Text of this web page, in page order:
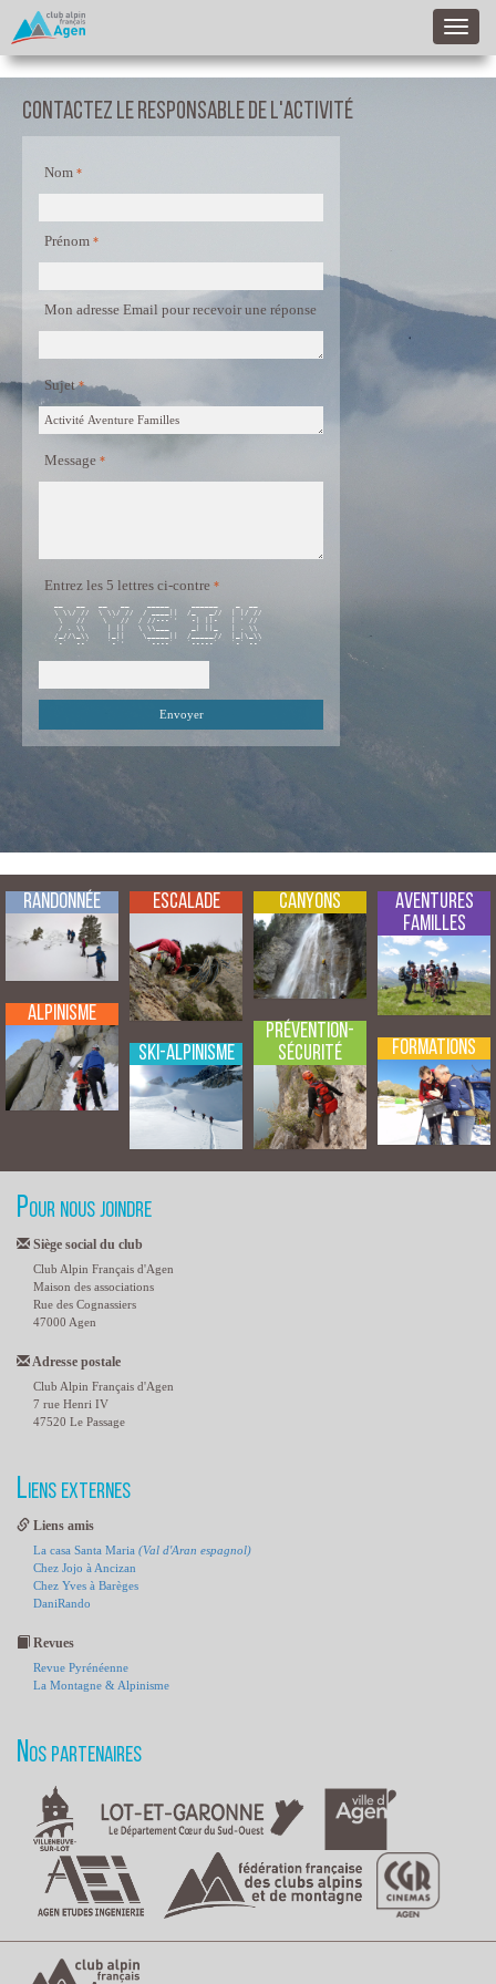
Contactez le responsable de l'activité
Nom
Prénom
Mon adresse Email pour recevoir une réponse
Sujet
Message
Entrez les 5 lettres ci-contre
\ \\/ //  \ \\/ //  / ____||  /_   _//  | |/ //
  \   //    \ ` //  / //---`'   -| ||-   | ' //
  / . \\     | ||   \ \\___     _| ||_   | . \\
/_//\_\\    |_||    \_____||  /_____//  |_|\_\\
`-`  --`    `-`'     `----`   `-----`   `-` --`
Randonnée
Alpinisme
Escalade
Ski-Alpinisme
Canyons
Prévention-
Sécurité
Aventures
Familles
Formations
Pour nous joindre
Siège social du club
Club Alpin Français d'Agen
Maison des associations
Rue des Cognassiers
47000 Agen
Adresse postale
Club Alpin Français d'Agen
7 rue Henri IV
47520 Le Passage
Liens externes
Liens amis
La casa Santa Maria (Val d'Aran espagnol)
Chez Jojo à Ancizan
Chez Yves à Barèges
DaniRando
Revues
Revue Pyrénéenne
La Montagne & Alpinisme
Nos partenaires